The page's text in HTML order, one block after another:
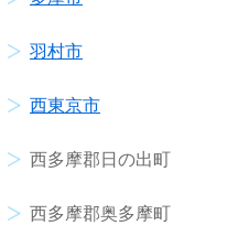
羽村市
西東京市
西多摩郡日の出町
西多摩郡奥多摩町